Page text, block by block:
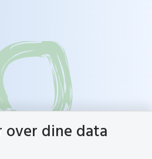
over dine data